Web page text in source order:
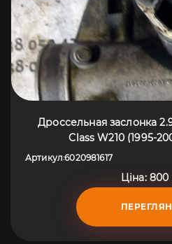
Дроссельная заслонка
Class W210 (1995-
Артикул:6020981617
Ціна: 800